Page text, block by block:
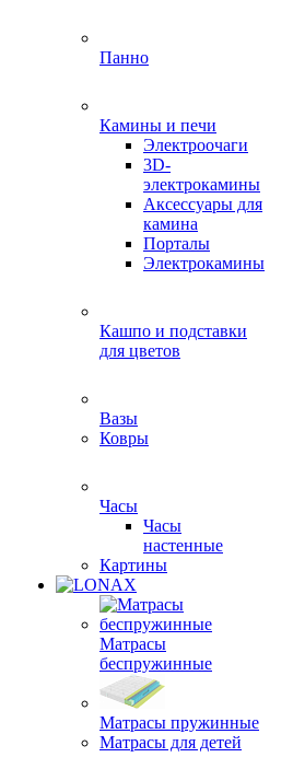
Панно
Камины и печи
Электроочаги
3D-
электрокамины
Аксессуары для
камина
Порталы
Электрокамины
Кашпо и подставки
для цветов
Вазы
Ковры
Часы
Часы
настенные
Картины
Матрасы
беспружинные
Матрасы пружинные
Матрасы для детей